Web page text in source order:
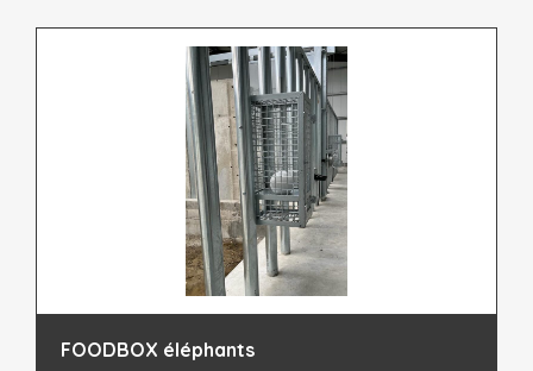
FOODBOX éléphants